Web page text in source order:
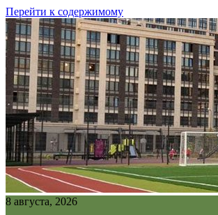
Перейти к содержимому
8 августа, 2026